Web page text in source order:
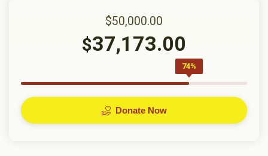
$50,000.00
$37,173.00
74%
Donate Now